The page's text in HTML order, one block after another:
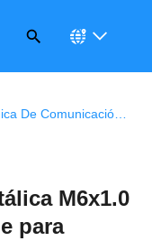
Válvula Impermeable Al Aire Con Rosca Metálica M6x1.0 Ventana De Ventilación De Acero Inoxidable Para Iluminación Exterior, Electrónica De Comunicación Y Recintos Compactos Impermeables
M6x1.0
para